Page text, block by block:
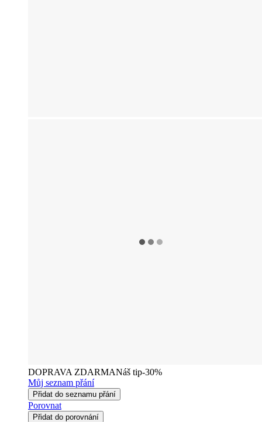
DOPRAVA ZDARMANáš tip-30%
Můj seznam přání
Přidat do seznamu přání
Porovnat
Přidat do porovnání